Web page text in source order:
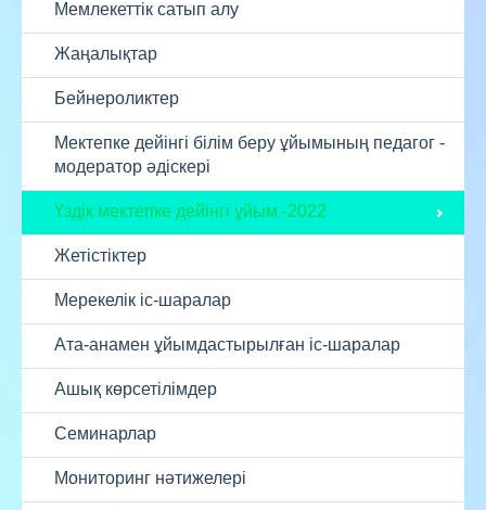
Мемлекеттік сатып алу
Жаңалықтар
Бейнероликтер
Мектепке дейінгі білім беру ұйымының педагог -
модератор әдіскері
Үздік мектепке дейінгі ұйым -2022
Жетістіктер
Мерекелік іс-шаралар
Ата-анамен ұйымдастырылған іс-шаралар
Ашық көрсетілімдер
Семинарлар
Мониторинг нәтижелері